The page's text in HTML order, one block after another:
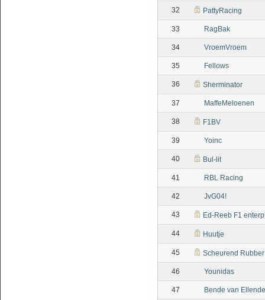
32 PattyRacing
33 RagBak
34 VroemVroem
35 Fellows
36 Sherminator
37 MaffeMeloenen
38 F1BV
39 Yoinc
40 Bul-lit
41 RBL Racing
42 JvG04!
43 Ed-Reeb F1
44 Huutje
45 Scheurend Rubber
46 Younidas
47 Bende van Ellende